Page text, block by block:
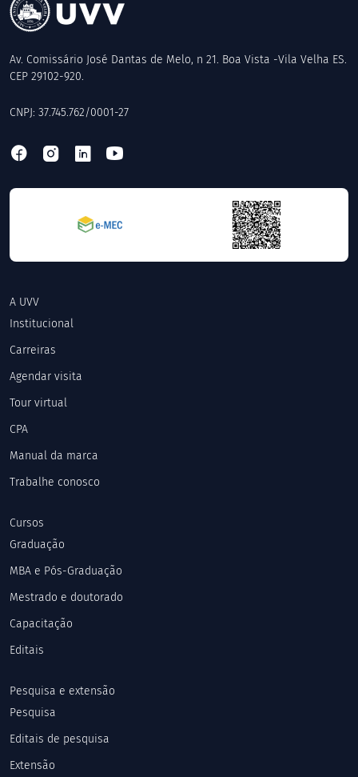
Av. Comissário José Dantas de Melo, n 21. Boa Vista -Vila Velha ES.
CEP 29102-920.
CNPJ: 37.745.762/0001-27
A UVV
Institucional
Carreiras
Agendar visita
Tour virtual
CPA
Manual da marca
Trabalhe conosco
Cursos
Graduação
MBA e Pós-Graduação
Mestrado e doutorado
Capacitação
Editais
Pesquisa e extensão
Pesquisa
Editais de pesquisa
Extensão